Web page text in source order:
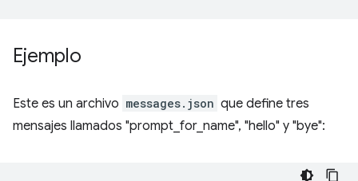
Ejemplo
Este es un archivo messages.json que define tres
mensajes llamados "prompt_for_name", "hello" y "bye":